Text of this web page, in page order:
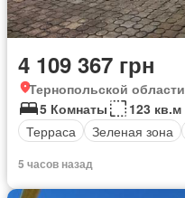
4 109 367 грн
Тернопольской области
5 Комнаты
123 кв.м
Терраса
Зеленая зона
5 часов назад